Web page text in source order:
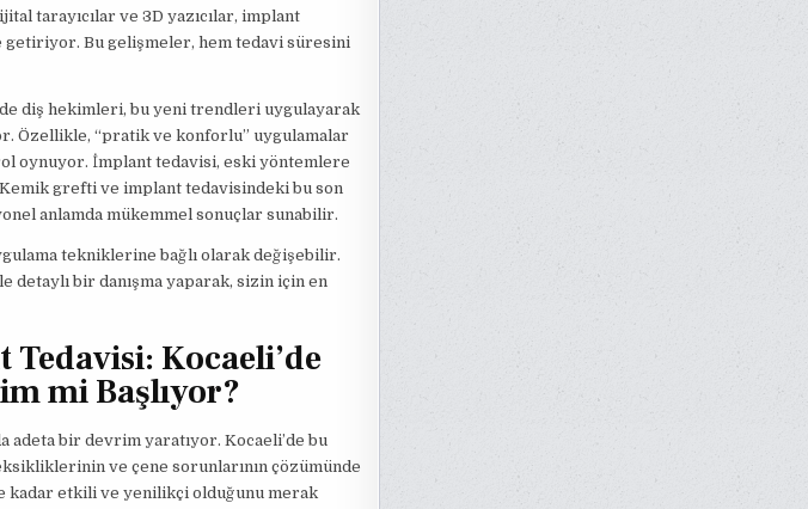
tarayıcılar ve 3D yazıcılar, implant
getiriyor. Bu gelişmeler, hem tedavi süresini
diş hekimleri, bu yeni trendleri uygulayarak
Özellikle, “pratik ve konforlu” uygulamalar
oynuyor. İmplant tedavisi, eski yöntemlere
grefti ve implant tedavisindeki bu son
anlamda mükemmel sonuçlar sunabilir.
tekniklerine bağlı olarak değişebilir.
detaylı bir danışma yaparak, sizin için en
Kocaeli’de
mi Başlıyor?
adeta bir devrim yaratıyor. Kocaeli’de bu
ve çene sorunlarının çözümünde
kadar etkili ve yenilikçi olduğunu merak